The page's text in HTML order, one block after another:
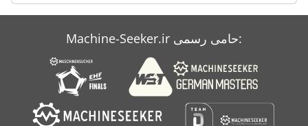
Machine-Seeker.ir حامی رسمی: